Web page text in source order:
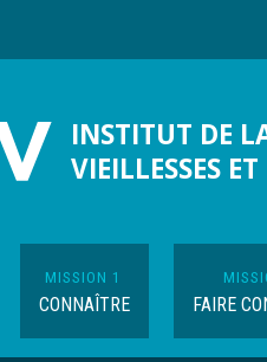
INSTITUT DE
VIEILLESSES
MISSION 1
CONNAÎTRE FAIRE